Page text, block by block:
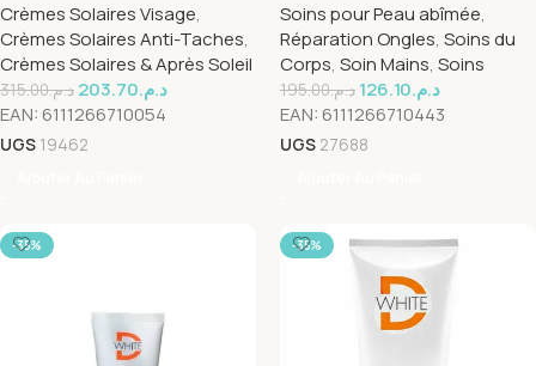
Crèmes Solaires Visage,
Crèmes Solaires Anti-Taches,
Crèmes Solaires & Après Soleil
د.م.315.00 د.م.203.70
EAN: 6111266710054
UGS 19462
Soins pour Peau abîmée,
Réparation Ongles, Soins du
Corps, Soin Mains, Soins
د.م.195.00 د.م.126.10
EAN: 6111266710443
UGS 27688
-35% -35%